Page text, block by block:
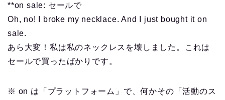
**on sale: セールで
Oh, no! I broke my necklace. And I just bought it on
sale.
あら大変！私は私のネックレスを壊しました。これは
セールで買ったばかりです。
※ on は「プラットフォーム」で、何かその「活動のス